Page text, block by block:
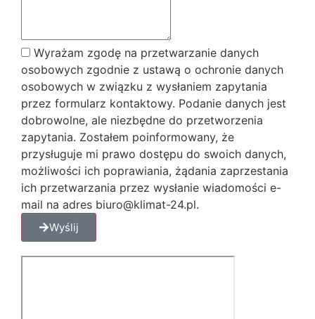
Wyrażam zgodę na przetwarzanie danych
osobowych zgodnie z ustawą o ochronie danych
osobowych w związku z wysłaniem zapytania
przez formularz kontaktowy. Podanie danych jest
dobrowolne, ale niezbędne do przetworzenia
zapytania. Zostałem poinformowany, że
przysługuje mi prawo dostępu do swoich danych,
możliwości ich poprawiania, żądania zaprzestania
ich przetwarzania przez wysłanie wiadomości e-
mail na adres biuro@klimat-24.pl.
Wyślij